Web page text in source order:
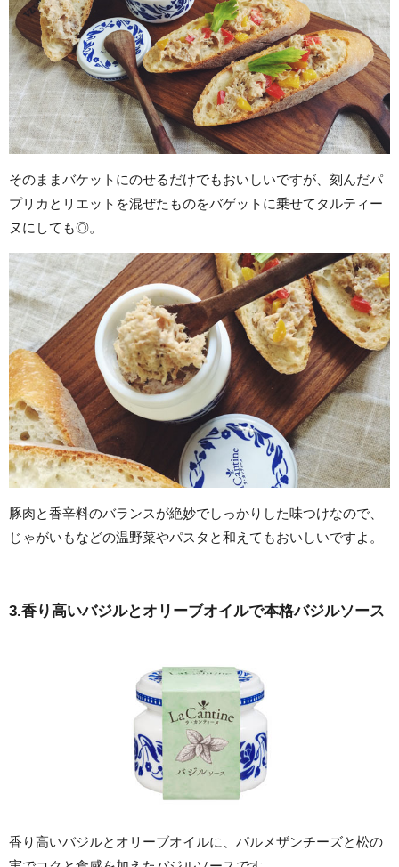
そのままバケットにのせるだけでもおいしいですが、刻んだパ
プリカとリエットを混ぜたものをバゲットに乗せてタルティー
ヌにしても◎。
豚肉と香辛料のバランスが絶妙でしっかりした味つけなので、
じゃがいもなどの温野菜やパスタと和えてもおいしいですよ。
3.香り高いバジルとオリーブオイルで本格バジルソース
香り高いバジルとオリーブオイルに、パルメザンチーズと松の